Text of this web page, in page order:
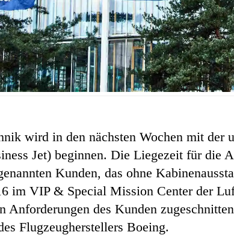
wird in den nächsten Wochen mit
Jet) beginnen. Die Liegezeit für die
Kunden, das ohne
im VIP & Special Mission Center der
Anforderungen des Kunden
Flugzeugherstellers Boeing.